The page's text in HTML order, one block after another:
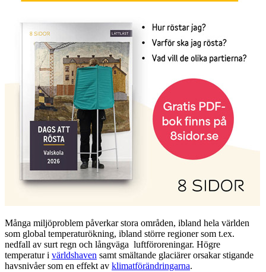
Många miljöproblem påverkar stora områden, ibland hela världen
som global temperaturökning, ibland större regioner som t.ex.
nedfall av surt regn och långväga luftföroreningar. Högre
temperatur i världshaven samt smältande glaciärer orsakar stigande
havsnivåer som en effekt av klimatförändringarna.